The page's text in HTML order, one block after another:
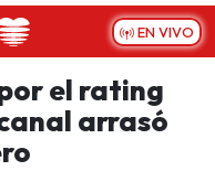
EN VIVO
el rating
arrasó